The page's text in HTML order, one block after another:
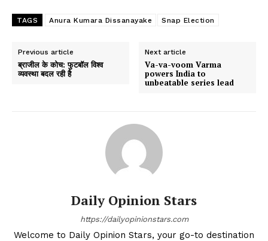
TAGS Anura Kumara Dissanayake Snap Election
Previous article
ब्राजील के कोच: फुटबॉल विश्व
व्यवस्था बदल रही है
Next article
Va-va-voom Varma
powers India to
unbeatable series lead
Daily Opinion Stars
https://dailyopinionstars.com
Welcome to Daily Opinion Stars, your go-to destination